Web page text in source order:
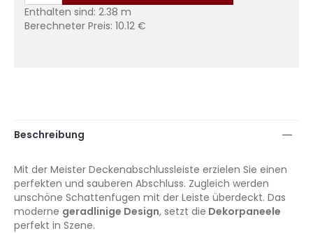
Enthalten sind: 2.38 m
Berechneter Preis: 10.12 €
Beschreibung
Mit der Meister Deckenabschlussleiste erzielen Sie einen
perfekten und sauberen Abschluss. Zugleich werden
unschöne Schattenfugen mit der Leiste überdeckt. Das
moderne geradlinige Design, setzt die Dekorpaneele
perfekt in Szene.